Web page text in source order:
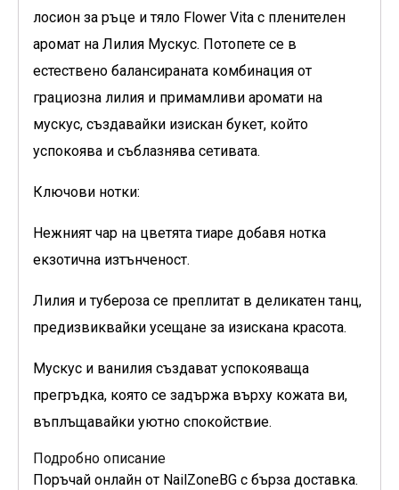
лосион за ръце и тяло Flower Vita с пленителен
аромат на Лилия Мускус. Потопете се в
естествено балансираната комбинация от
грациозна лилия и примамливи аромати на
мускус, създавайки изискан букет, който
успокоява и съблазнява сетивата.
Ключови нотки:
Нежният чар на цветята тиаре добавя нотка
екзотична изтънченост.
Лилия и тубероза се преплитат в деликатен танц,
предизвиквайки усещане за изискана красота.
Мускус и ванилия създават успокояваща
прегръдка, която се задържа върху кожата ви,
въплъщавайки уютно спокойствие.
Подробно описание
Поръчай онлайн от NailZoneBG с бърза доставка.